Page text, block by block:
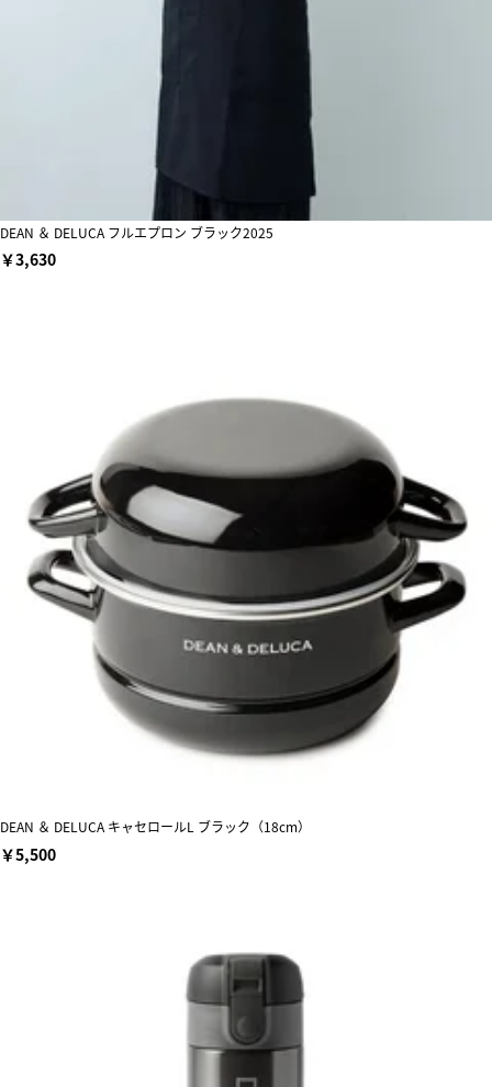
DEAN ＆ DELUCA フルエプロン ブラック2025
￥3,630
DEAN ＆ DELUCA キャセロールL ブラック（18cm）
￥5,500